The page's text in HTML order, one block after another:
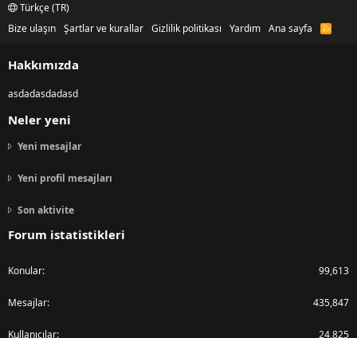
Türkçe (TR)
Bize ulaşın Şartlar ve kurallar Gizlilik politikası Yardım Ana sayfa
R
Hakkımızda
asdadasdadasd
Neler yeni
Yeni mesajlar
Yeni profil mesajları
Son aktivite
Forum istatistikleri
Konular 99,613
Mesajlar 435,847
Kullanıcılar 24,825